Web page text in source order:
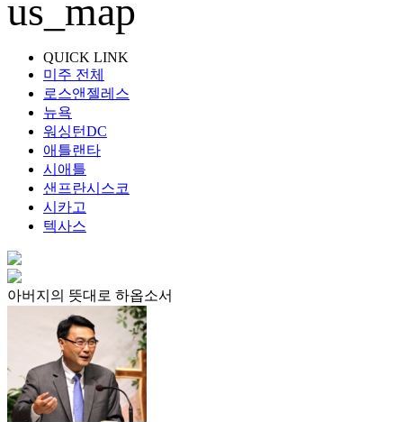
QUICK LINK
미주 전체
로스앤젤레스
뉴욕
워싱턴DC
애틀랜타
시애틀
샌프란시스코
시카고
텍사스
아버지의 뜻대로 하옵소서